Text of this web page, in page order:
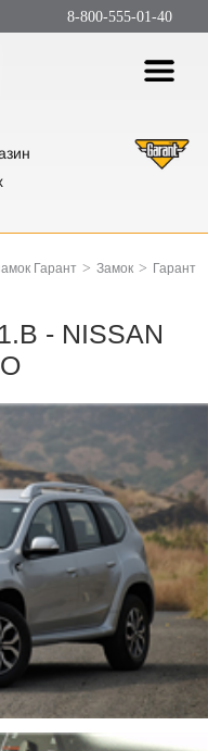
8-800-555-01-40
Гарант > Замок > Гарант
- NISSAN